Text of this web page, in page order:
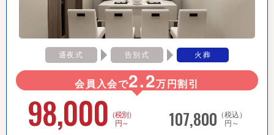
通夜式 告別式 火葬
会員入会で2.2万円割引
98,000 （税別）
円～
107,800 （税込）
円～